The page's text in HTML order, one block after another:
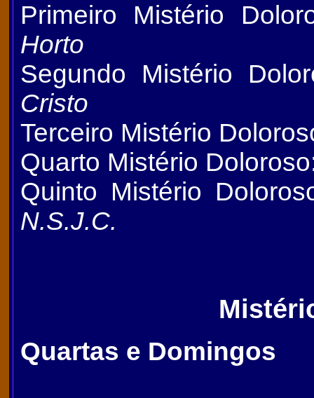
Primeiro Mistério
Horto
Segundo Mistério
Cristo
Terceiro Mistério
Quarto Mistério
Quinto Mistério
N.S.J.C.
Quartas e Domingos